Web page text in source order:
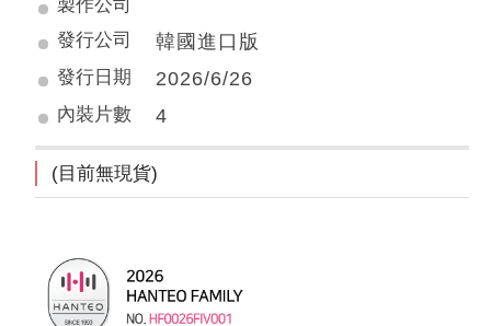
製作公司
發行公司
韓國進口版
發行日期 2026/6/26
內裝片數 4
(目前無現貨)